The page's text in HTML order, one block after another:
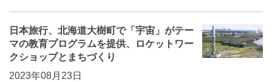
日本旅行、北海道大樹町で「宇宙」がテー
マの教育プログラムを提供、ロケットワー
クショップとまちづくり
2023年08月23日